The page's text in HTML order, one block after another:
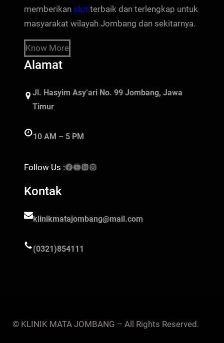
memberikan slot terbaik dan terlengkap untuk
masyarakat wilayah Jombang dan sekitarnya.
Know More
Alamat
Jl. Hasyim Asy’ari No. 99 Jombang, Jawa
Timur
10 AM – 5 PM
Follow Us :Facebook YouTube LinkedIn Instagram
Kontak
klinikmatajombang@mail.com
(0321)854111
© KLINIK MATA JOMBANG – All Rights Reserved.